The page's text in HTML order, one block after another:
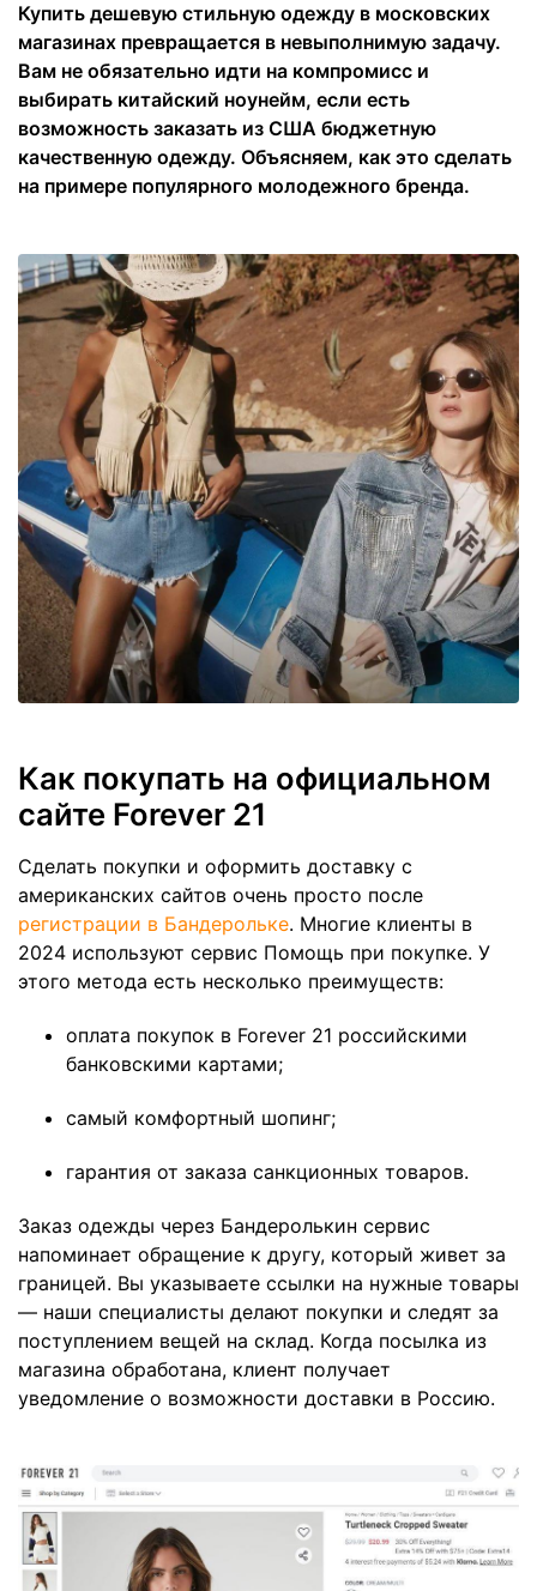
Купить дешевую стильную одежду в московских
магазинах превращается в невыполнимую задачу.
Вам не обязательно идти на компромисс и
выбирать китайский ноунейм, если есть
возможность заказать из США бюджетную
качественную одежду. Объясняем, как это сделать
на примере популярного молодежного бренда.
Как покупать на официальном
сайте Forever 21
Сделать покупки и оформить доставку с
американских сайтов очень просто после
регистрации в Бандерольке. Многие клиенты в
2024 используют сервис Помощь при покупке. У
этого метода есть несколько преимуществ:
оплата покупок в Forever 21 российскими
банковскими картами;
самый комфортный шопинг;
гарантия от заказа санкционных товаров.
Заказ одежды через Бандеролькин сервис
напоминает обращение к другу, который живет за
границей. Вы указываете ссылки на нужные товары
— наши специалисты делают покупки и следят за
поступлением вещей на склад. Когда посылка из
магазина обработана, клиент получает
уведомление о возможности доставки в Россию.